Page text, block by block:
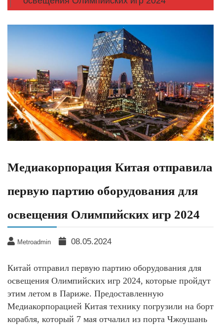
Медиакорпорация Китая отправила
первую партию оборудования для
освещения Олимпийских игр 2024
Metroadmin 08.05.2024
Китай отправил первую партию оборудования для
освещения Олимпийских игр 2024, которые пройдут
этим летом в Париже. Предоставленную
Медиакорпорацией Китая технику погрузили на борт
корабля, который 7 мая отчалил из порта Чжоушань